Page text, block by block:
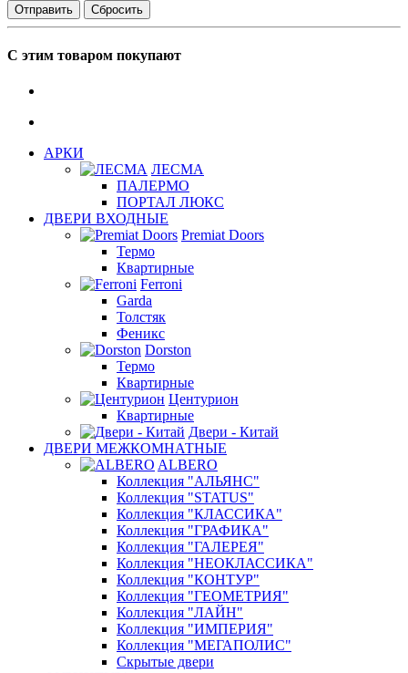
Сбросить
С этим товаром покупают
АРКИ
ЛЕСМА
ПАЛЕРМО
ПОРТАЛ ЛЮКС
ДВЕРИ ВХОДНЫЕ
Premiat Doors
Термо
Квартирные
Ferroni
Garda
Толстяк
Феникс
Dorston
Термо
Квартирные
Центурион
Квартирные
Двери - Китай
ДВЕРИ МЕЖКОМНАТНЫЕ
ALBERO
Коллекция "АЛЬЯНС"
Коллекция "STATUS"
Коллекция "КЛАССИКА"
Коллекция "ГРАФИКА"
Коллекция "ГАЛЕРЕЯ"
Коллекция "НЕОКЛАССИКА"
Коллекция "КОНТУР"
Коллекция "ГЕОМЕТРИЯ"
Коллекция "ЛАЙН"
Коллекция "ИМПЕРИЯ"
Коллекция "МЕГАПОЛИС"
Скрытые двери